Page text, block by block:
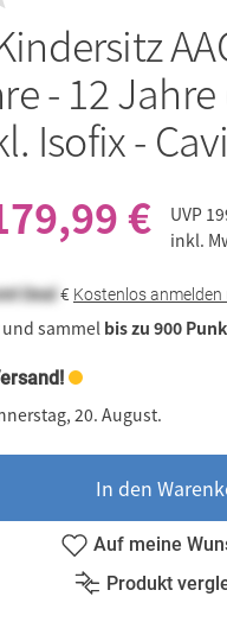
- 12
Isofix -
€ UVP
inkl.
Deal€ Kostenlos
sammel bis zu 900
20. August.
In den
Auf meine
Produkt